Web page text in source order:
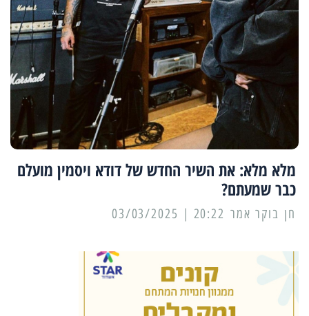
מלא מלא: את השיר החדש של דודא ויסמין מועלם
כבר שמעתם?
20:22 | 03/03/2025